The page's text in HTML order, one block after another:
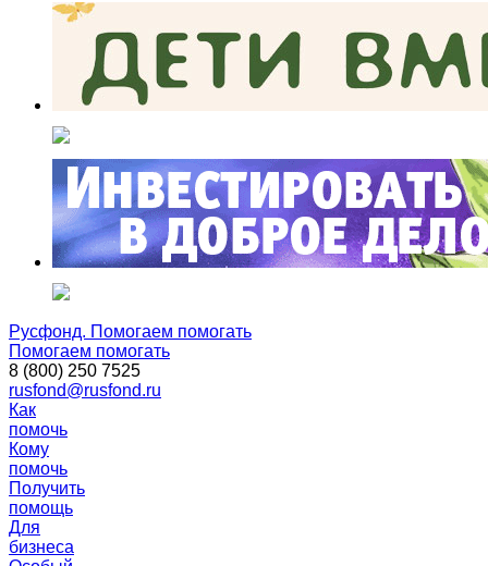
Русфонд. Помогаем помогать
Помогаем помогать
8 (800) 250 7525
rusfond@rusfond.ru
Как
помочь
Кому
помочь
Получить
помощь
Для
бизнеса